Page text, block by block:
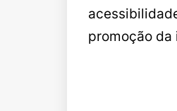
promoção da